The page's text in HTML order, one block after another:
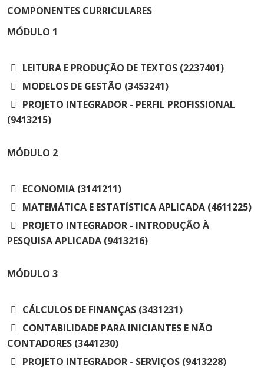
Médicas
Conosco
Gustavo Adolfo
COMPONENTES CURRICULARES
MÓDULO 1
LEITURA E PRODUÇÃO DE TEXTOS (2237401)
MODELOS DE GESTÃO (3453241)
PROJETO INTEGRADOR - PERFIL PROFISSIONAL
(9413215)
MÓDULO 2
ECONOMIA (3141211)
MATEMÁTICA E ESTATÍSTICA APLICADA (4611225)
PROJETO INTEGRADOR - INTRODUÇÃO À
PESQUISA APLICADA (9413216)
MÓDULO 3
CÁLCULOS DE FINANÇAS (3431231)
CONTABILIDADE PARA INICIANTES E NÃO
CONTADORES (3441230)
PROJETO INTEGRADOR - SERVIÇOS (9413228)